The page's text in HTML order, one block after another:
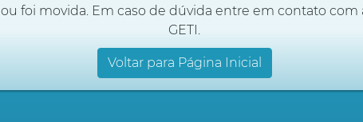
ou foi movida. Em caso de dúvida entre em contato com
GETI.
Voltar para Página Inicial